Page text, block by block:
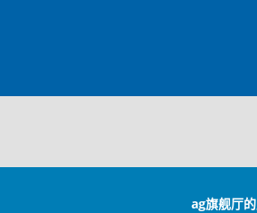
ag旗舰厅